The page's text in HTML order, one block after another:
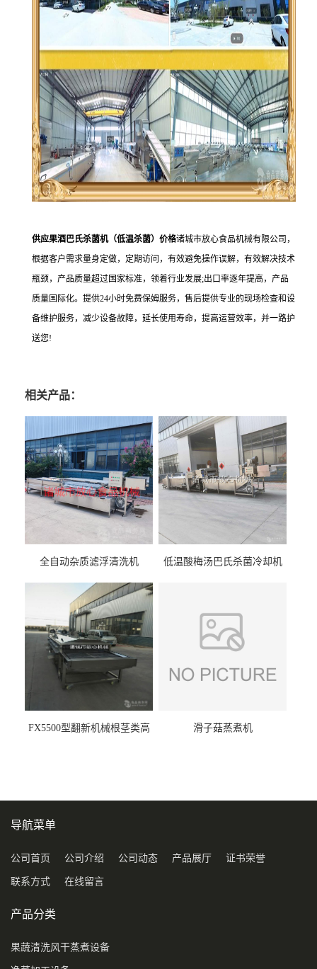
供应果酒巴氏杀菌机（低温杀菌）价格诸城市放心食品机械有限公司，
根据客户需求量身定做，定期访问，有效避免操作误解，有效解决技术
瓶颈，产品质量超过国家标准，领着行业发展;出口率逐年提高，产品
质量国际化。提供24小时免费保姆服务，售后提供专业的现场检查和设
备维护服务，减少设备故障，延长使用寿命，提高运营效率，并一路护
送您!
相关产品：
全自动杂质滤浮清洗机 低温酸梅汤巴氏杀菌冷却机
FX5500型翻新机械根茎类高
滑子菇蒸煮机
导航菜单
公司首页 公司介绍 公司动态 产品展厅 证书荣誉
联系方式 在线留言
产品分类
果蔬清洗风干蒸煮设备